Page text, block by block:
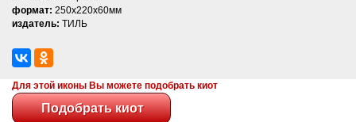
формат: 250x220x60мм
издатель: ТИЛЬ
Для этой иконы Вы можете подобрать киот